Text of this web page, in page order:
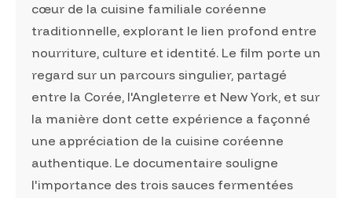
cœur de la cuisine familiale coréenne
traditionnelle, explorant le lien profond entre
nourriture, culture et identité. Le film porte un
regard sur un parcours singulier, partagé
entre la Corée, l'Angleterre et New York, et sur
la manière dont cette expérience a façonné
une appréciation de la cuisine coréenne
authentique. Le documentaire souligne
l'importance des trois sauces fermentées